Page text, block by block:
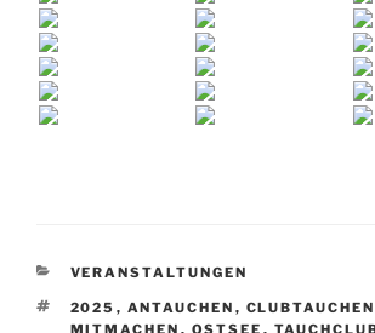
KATEGORIEN
VERANSTALTUNGEN
SCHLAGWÖRTER
2025 , ANTAUCHEN , CLUBTAUCHEN